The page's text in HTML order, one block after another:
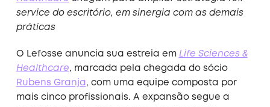
service do escritório, em sinergia com as demais
práticas
O Lefosse anuncia sua estreia em Life Sciences &
Healthcare, marcada pela chegada do sócio
Rubens Granja , com uma equipe composta por
mais cinco profissionais. A expansão segue a